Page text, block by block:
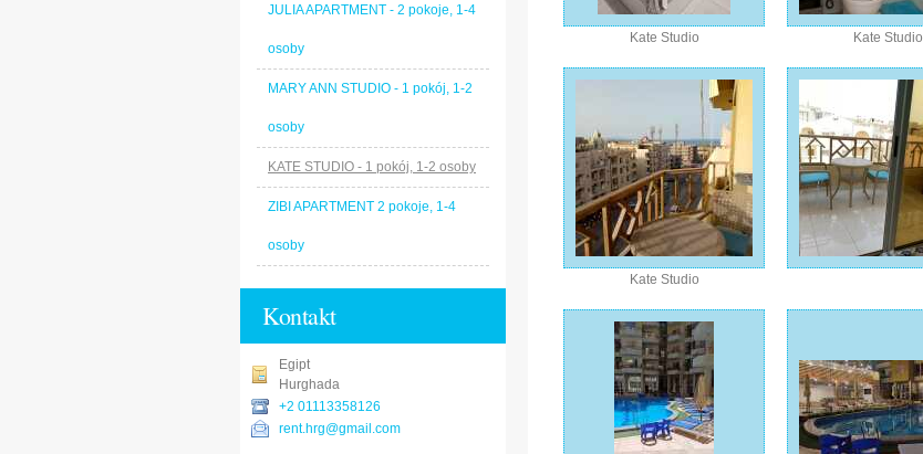
Kate Studio Kate Studio
Kate Studio
JULIA APARTMENT - 2 pokoje, 1-4
osoby
MARY ANN STUDIO - 1 pokój, 1-2
osoby
KATE STUDIO - 1 pokój, 1-2 osoby
ZIBI APARTMENT 2 pokoje, 1-4
osoby
Kontakt
Egipt
Hurghada
+2 01113358126
rent.hrg@gmail.com